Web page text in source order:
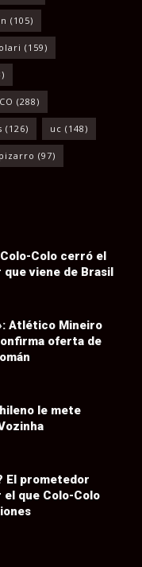
(105)
(159)
(288)
(126) uc (148)
(97)
Colo-Colo cerró el
viene de Brasil
Atlético Mineiro
oferta de
le mete
El prometedor
que Colo-Colo